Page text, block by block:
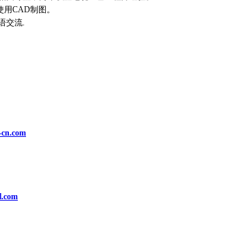
CAD制图。
交流.